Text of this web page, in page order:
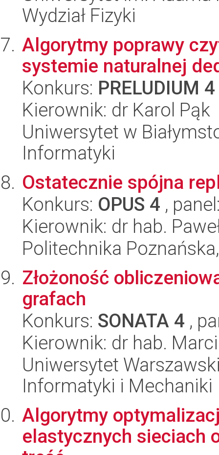
Wydział Fizyki
Algorytmy poprawy
systemie naturalnej
Konkurs: PRELUDIUM 4
Kierownik: dr Karol Pąk
Uniwersytet w
Informatyki
Ostatecznie spójna
Konkurs: OPUS 4 ,
Kierownik: dr hab.
Politechnika
Złożoność
grafach
Konkurs: SONATA 4 ,
Kierownik: dr hab.
Uniwersytet
Informatyki i Mechaniki
Algorytmy
elastycznych sieciach